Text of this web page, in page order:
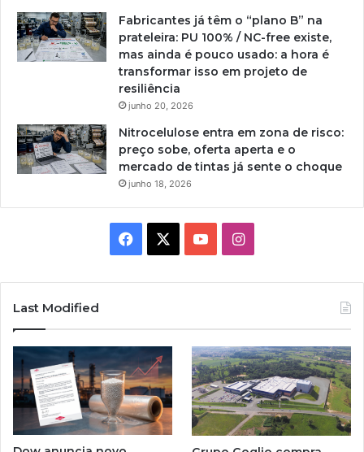
Fabricantes já têm o “plano B” na
prateleira: PU 100% / NC-free existe,
mas ainda é pouco usado: a hora é
transformar isso em projeto de
resiliência
junho 20, 2026
Nitrocelulose entra em zona de risco:
preço sobe, oferta aperta e o
mercado de tintas já sente o choque
junho 18, 2026
Facebook YouTubeInstagram
Last Modified